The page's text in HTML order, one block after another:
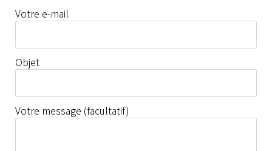
Votre e-mail
Objet
Votre message (facultatif)